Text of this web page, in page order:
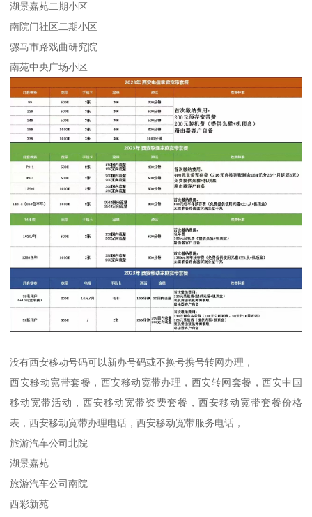
湖景嘉苑二期小区
南院门社区二期小区
骡马市路戏曲研究院
南苑中央广场小区
没有西安移动号码可以新办号码或不换号携号转网办理，
西安移动宽带套餐，西安移动宽带办理，西安转网套餐，西安中国
移动宽带活动，西安移动宽带资费套餐，西安移动宽带套餐价格
表，西安移动宽带办理电话，西安移动宽带服务电话，
旅游汽车公司北院
湖景嘉苑
旅游汽车公司南院
西彩新苑